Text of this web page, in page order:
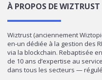
À PROPOS DE WIZTRUST
Wiztrust (anciennement
en-un dédiée à la gestion des
via la blockchain. Rebaptisée
de 10 ans d’expertise au
dans tous les secteurs —